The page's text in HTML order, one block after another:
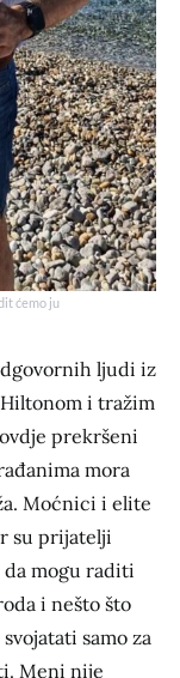
ćemo ju
ljudi iz
i tražim
prekršeni
mora
Moćnici i elite
su prijatelji
da mogu raditi
i nešto što
samo za
Meni nije